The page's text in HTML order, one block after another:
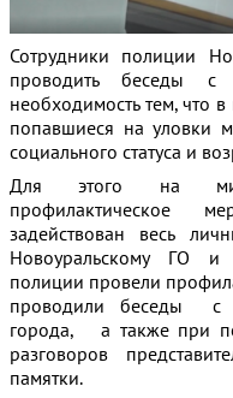
Сотрудники полиции
проводить беседы с
необходимость тем, что
попавшиеся на уловки
социального статуса и
Для этого на
профилактическое
задействован весь
Новоуральскому ГО и
полиции провели
проводили беседы с
города, а также при
разговоров
памятки.